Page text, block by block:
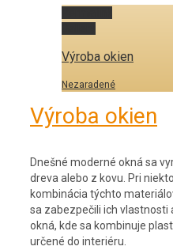
Výroba okien
Nezaradené
Výroba okien
Dnešné moderné okná sa
dreva alebo z kovu. Pri
kombinácia týchto
sa zabezpečili ich vlastnosti
okná, kde sa kombinuje
určené do interiéru.